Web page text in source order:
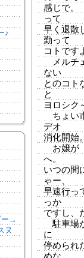
♪
ー→
ヌ
感じで。
って
早く退散
勤って
コトです
メルチ
ない
とのコト
と
ヨロシク
ちょい
デオ
消化開始
お嬢が
へ。
いつの間
ゃー、
早速行っ
っか
ですし、
駐車場
に
停められ